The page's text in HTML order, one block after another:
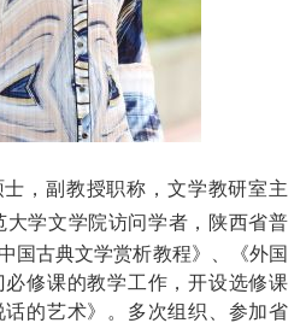
，副教授职称，文学教研室主
大学文学院访问学者，陕西省普
国古典文学赏析教程》、《外国
修课的教学工作，开设选修课
话的艺术》。多次组织、参加省